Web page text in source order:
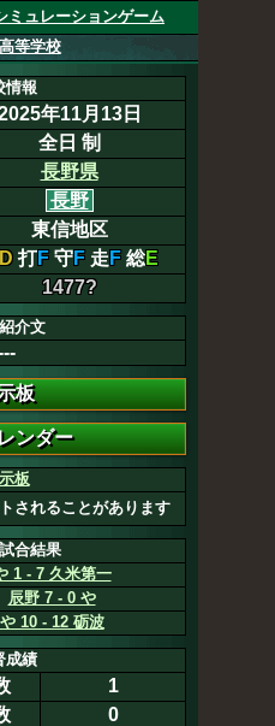
ミュレーションゲーム
等学校
情報
年11月13日
全日 制
長野県
長野
東信地区
D打F 守F 走 F 総E
1477?
介文
板
されることがあります
合結果
1 - 7 久米第一
辰野 7 - 0 や
や 10 - 12 砺波
成績
1
0